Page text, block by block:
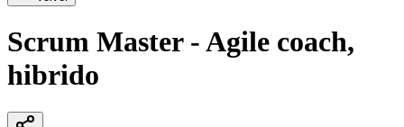
Scrum Master - Agile coach,
hibrido